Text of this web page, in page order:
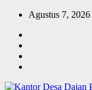
Skip
content
Agustus 7, 2026